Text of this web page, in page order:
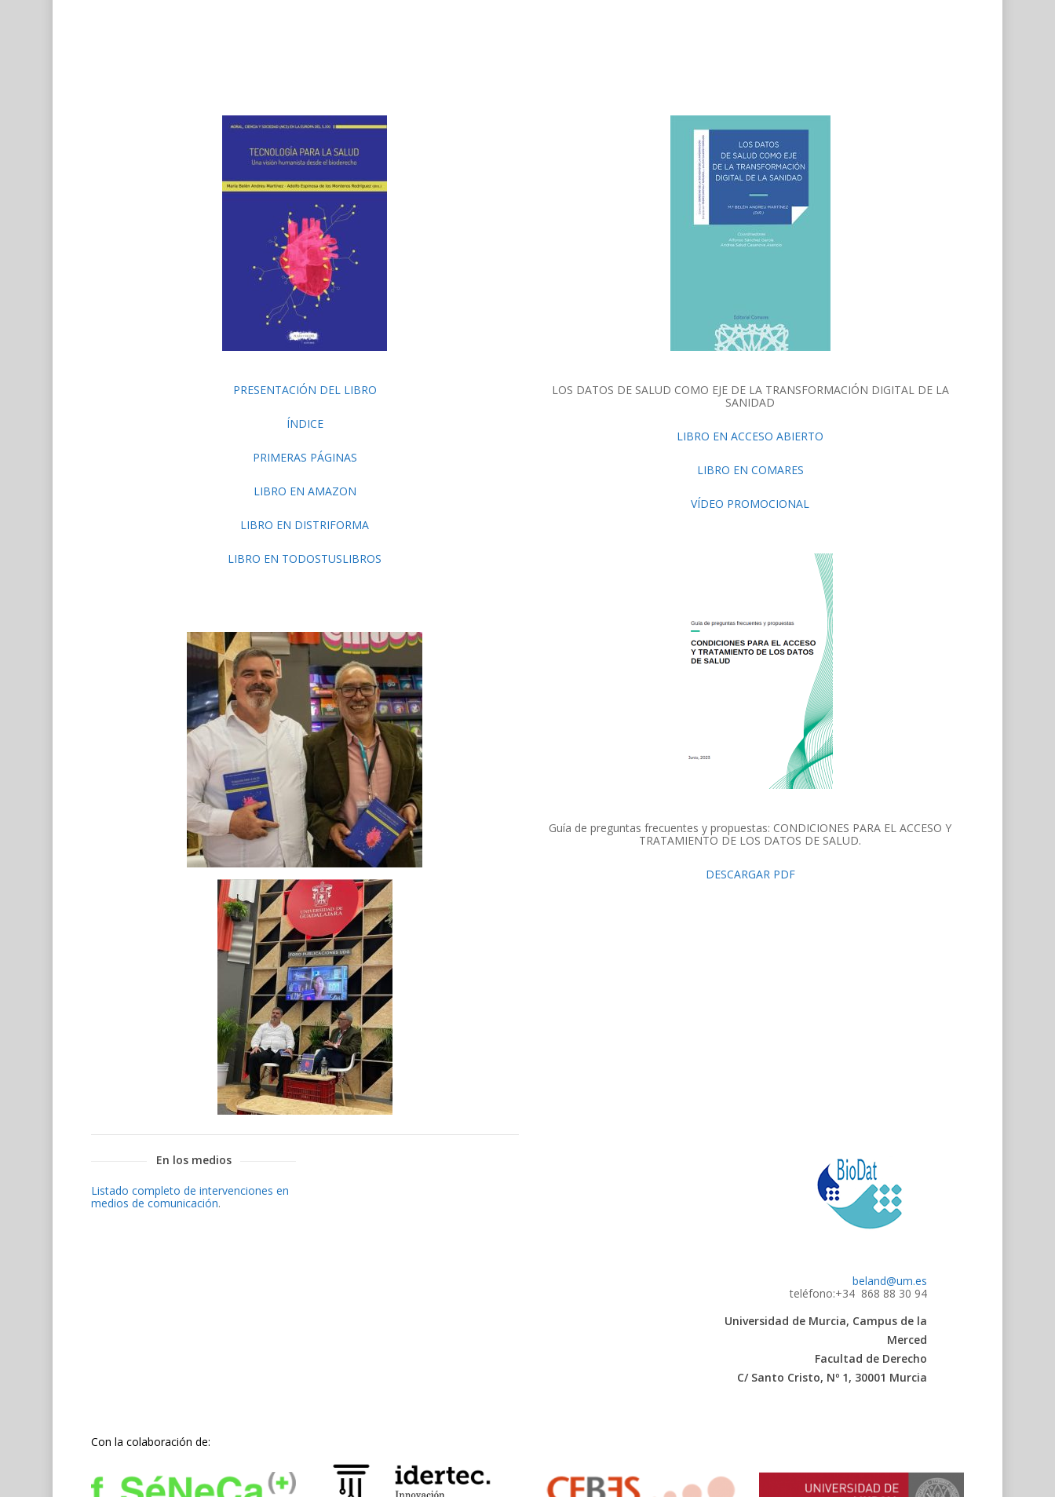
PRESENTACIÓN DEL LIBRO
ÍNDICE
PRIMERAS PÁGINAS
LIBRO EN AMAZON
LIBRO EN DISTRIFORMA
LIBRO EN TODOSTUSLIBROS
LOS DATOS DE SALUD COMO EJE DE LA TRANSFORMACIÓN DIGITAL DE LA
SANIDAD
LIBRO EN ACCESO ABIERTO
LIBRO EN COMARES
VÍDEO PROMOCIONAL
Guía de preguntas frecuentes y propuestas: CONDICIONES PARA EL ACCESO Y
TRATAMIENTO DE LOS DATOS DE SALUD.
DESCARGAR PDF
En los medios
Listado completo de intervenciones en
medios de comunicación.
beland@um.es
teléfono:+34 868 88 30 94
Universidad de Murcia, Campus de la
Merced
Facultad de Derecho
C/ Santo Cristo, Nº 1, 30001 Murcia
Con la colaboración de: